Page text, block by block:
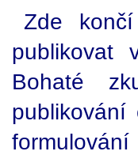
Zde
publikovat
Bohaté
formulování